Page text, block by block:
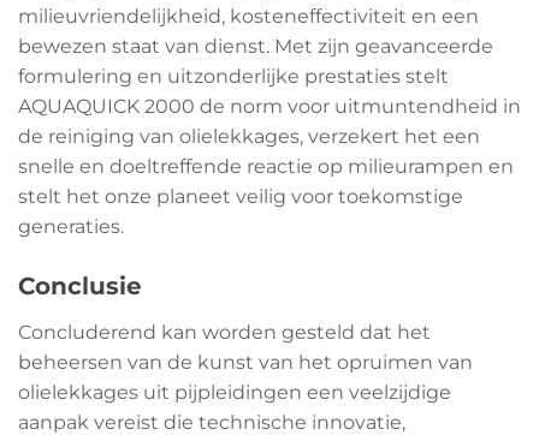
milieuvriendelijkheid, kosteneffectiviteit en een
bewezen staat van dienst. Met zijn geavanceerde
formulering en uitzonderlijke prestaties stelt
AQUAQUICK 2000 de norm voor uitmuntendheid in
de reiniging van olielekkages, verzekert het een
snelle en doeltreffende reactie op milieurampen en
stelt het onze planeet veilig voor toekomstige
generaties.
Conclusie
Concluderend kan worden gesteld dat het
beheersen van de kunst van het opruimen van
olielekkages uit pijpleidingen een veelzijdige
aanpak vereist die technische innovatie,